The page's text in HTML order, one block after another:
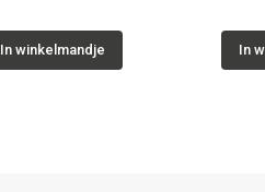
In winkelmandje In